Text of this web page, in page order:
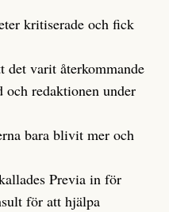
kritiserade och fick
det varit återkommande
redaktionen under
bara blivit mer och
Previa in för
för att hjälpa